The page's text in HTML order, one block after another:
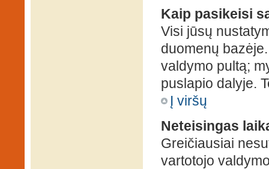
Kaip pasikeisi
Visi jūsų
duomenų
valdymo pultą;
puslapio dalyje.
Į viršų
Neteisingas
Greičiausiai
vartotojo